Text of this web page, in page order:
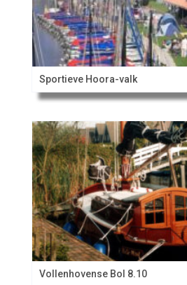
Sportieve Hoora-valk
Vollenhovense Bol 8.10